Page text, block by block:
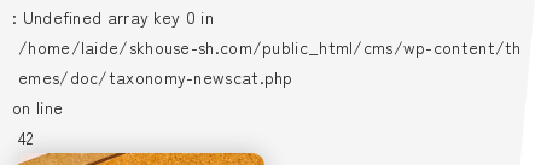
: Undefined array key 0 in
/home/laide/skhouse-sh.com/public_html/cms/wp-content/th
emes/doc/taxonomy-newscat.php
on line
42